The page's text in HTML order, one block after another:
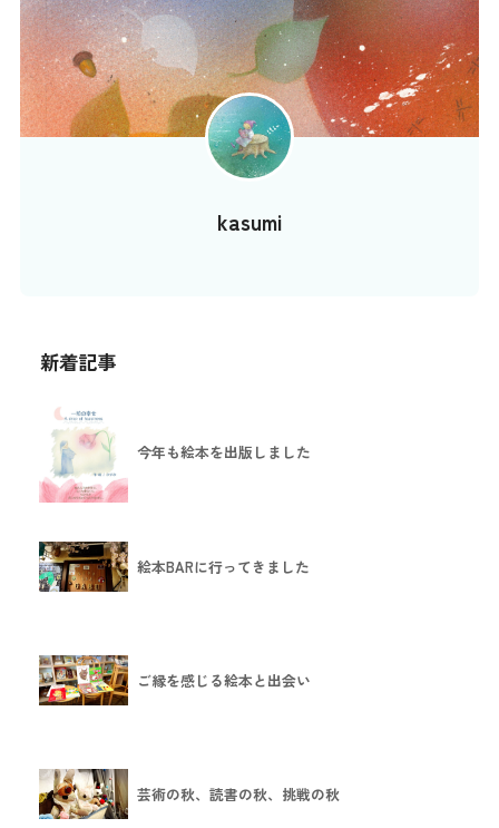
kasumi
新着記事
今年も絵本を出版しました
絵本BARに行ってきました
ご縁を感じる絵本と出会い
芸術の秋、読書の秋、挑戦の秋